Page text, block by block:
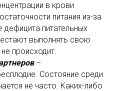
в крови
питания из-за
дефицита питательных
выполнять свою
происходит.
–
Состояние среди
не часто. Каких-либо